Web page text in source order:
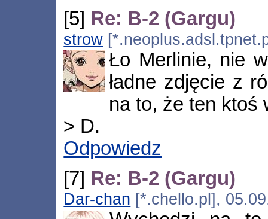
[5] Re: B-2 (Gargu)
strow
Ło Merlinie, nie
ładne zdjęcie z
na to, że ten ktoś
> D.
Odpowiedz
[7] Re: B-2 (Gargu)
Dar-chan [*.chello.pl],